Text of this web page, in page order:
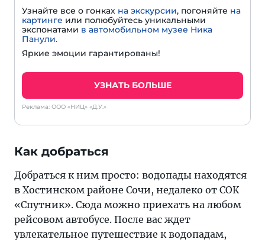
Узнайте все о гонках на экскурсии, погоняйте на
картинге или полюбуйтесь уникальными
экспонатами в автомобильном музее Ника
Панули.
Яркие эмоции гарантированы!
УЗНАТЬ БОЛЬШЕ
Реклама: ООО «НИЦ» «Д.У.»
Как добраться
Добраться к ним просто: водопады находятся
в Хостинском районе Сочи, недалеко от СОК
«Спутник». Сюда можно приехать на любом
рейсовом автобусе. После вас ждет
увлекательное путешествие к водопадам,